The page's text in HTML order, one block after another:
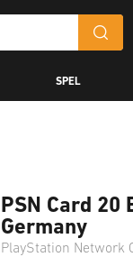
SPEL
PSN Card 20
Germany
PlayStation Network